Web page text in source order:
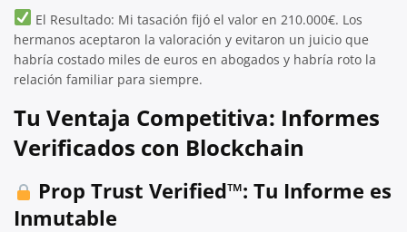
El Resultado: Mi tasación fijó el valor en 210.000€. Los
hermanos aceptaron la valoración y evitaron un juicio que
habría costado miles de euros en abogados y habría roto la
relación familiar para siempre.
Tu Ventaja Competitiva: Informes
Verificados con Blockchain
Prop Trust Verified™: Tu Informe es
Inmutable